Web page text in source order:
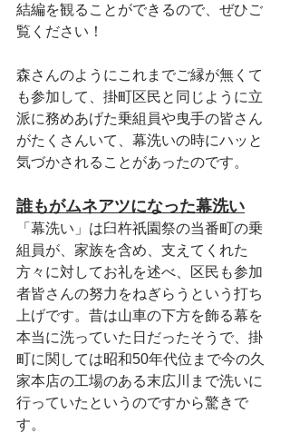
結編を観ることができるので、ぜひご
覧ください！
森さんのようにこれまでご縁が無くて
も参加して、掛町区民と同じように立
派に務めあげた乗組員や曳手の皆さん
がたくさんいて、幕洗いの時にハッと
気づかされることがあったのです。
誰もがムネアツになった幕洗い
「幕洗い」は臼杵祇園祭の当番町の乗
組員が、家族を含め、支えてくれた
方々に対してお礼を述べ、区民も参加
者皆さんの努力をねぎらうという打ち
上げです。昔は山車の下方を飾る幕を
本当に洗っていた日だったそうで、掛
町に関しては昭和50年代位まで今の久
家本店の工場のある末広川まで洗いに
行っていたというのですから驚きで
す。